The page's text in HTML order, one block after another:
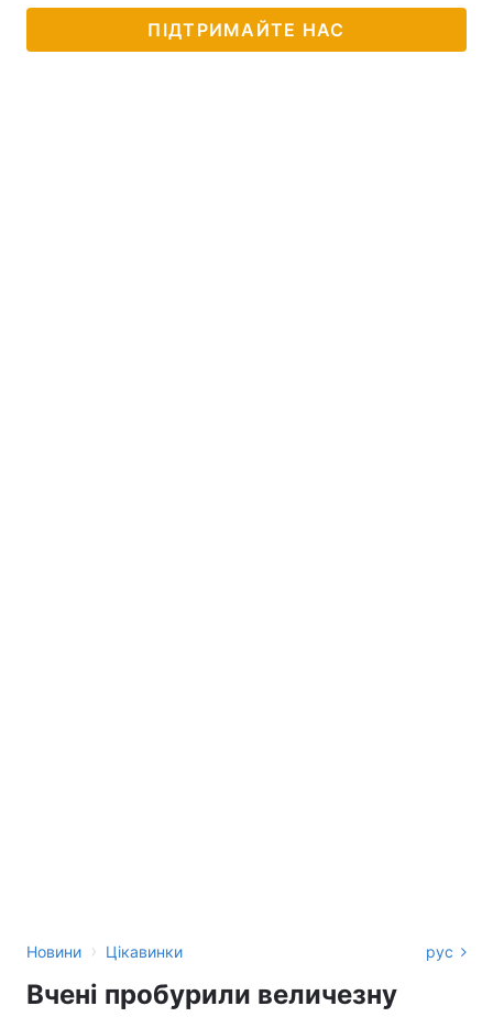
ПІДТРИМАЙТЕ НАС
Новини › Цікавинки рус
Вчені пробурили величезну